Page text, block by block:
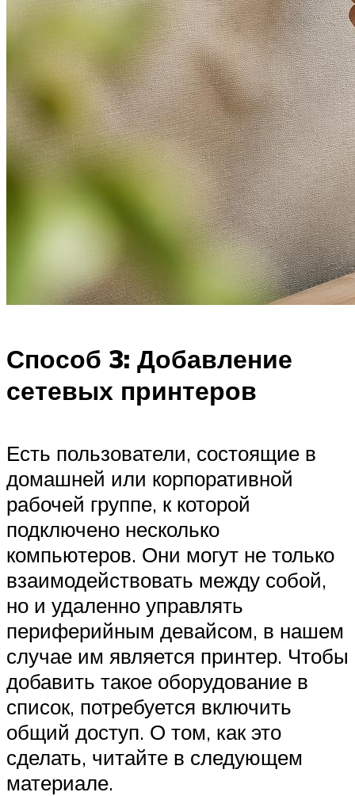
Способ 3: Добавление
сетевых принтеров
Есть пользователи, состоящие в
домашней или корпоративной
рабочей группе, к которой
подключено несколько
компьютеров. Они могут не только
взаимодействовать между собой,
но и удаленно управлять
периферийным девайсом, в нашем
случае им является принтер. Чтобы
добавить такое оборудование в
список, потребуется включить
общий доступ. О том, как это
сделать, читайте в следующем
материале.